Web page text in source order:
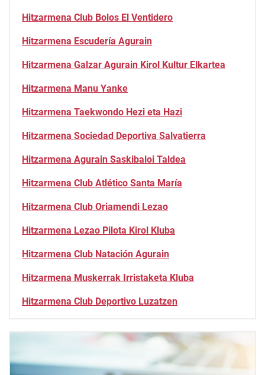
Hitzarmena Club Bolos El Ventidero
Hitzarmena Escudería Agurain
Hitzarmena Galzar Agurain Kirol Kultur Elkartea
Hitzarmena Manu Yanke
Hitzarmena Taekwondo Hezi eta Hazi
Hitzarmena Sociedad Deportiva Salvatierra
Hitzarmena Agurain Saskibaloi Taldea
Hitzarmena Club Atlético Santa María
Hitzarmena Club Oriamendi Lezao
Hitzarmena Lezao Pilota Kirol Kluba
Hitzarmena Club Natación Agurain
Hitzarmena Muskerrak Irristaketa Kluba
Hitzarmena Club Deportivo Luzatzen